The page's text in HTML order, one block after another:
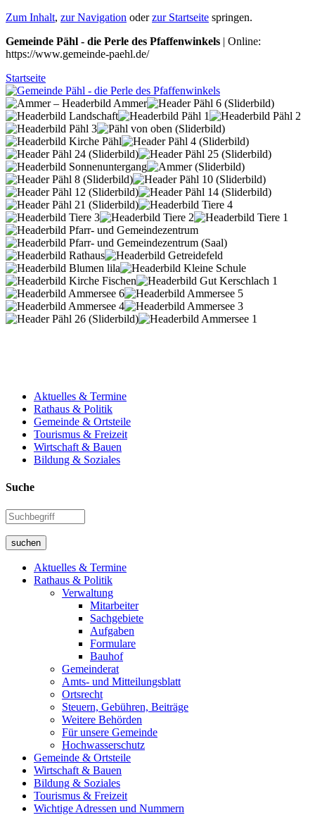
Zum Inhalt, zur Navigation oderzur Startseite springen.
Gemeinde Pähl - die Perle des Pfaffenwinkels | Online:
https://www.gemeinde-paehl.de/
Startseite
Aktuelles & Termine
Rathaus & Politik
Gemeinde & Ortsteile
Tourismus & Freizeit
Wirtschaft & Bauen
Bildung & Soziales
Suche
suchen
Aktuelles & Termine
Rathaus & Politik
Verwaltung
Mitarbeiter
Sachgebiete
Aufgaben
Formulare
Bauhof
Gemeinderat
Amts- und Mitteilungsblatt
Ortsrecht
Steuern, Gebühren, Beiträge
Weitere Behörden
Für unsere Gemeinde
Hochwasserschutz
Gemeinde & Ortsteile
Wirtschaft & Bauen
Bildung & Soziales
Tourismus & Freizeit
Wichtige Adressen und Nummern